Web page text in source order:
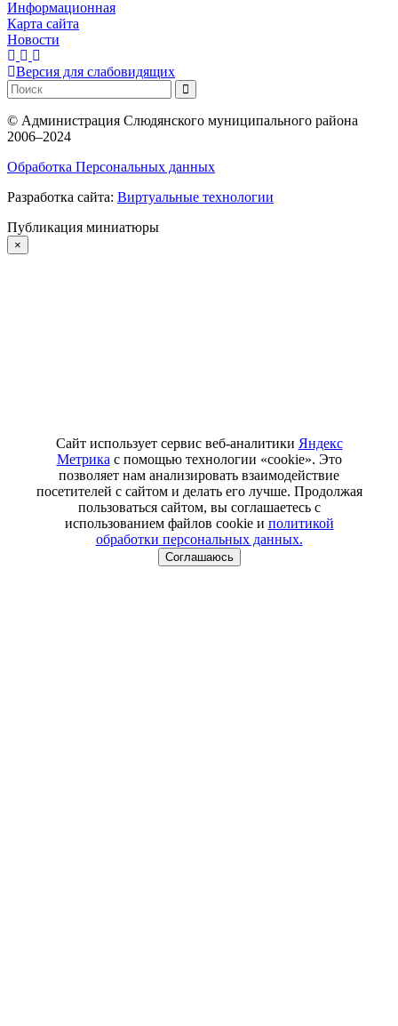
Информационная
Карта сайта
Новости
Версия для слабовидящих
© Администрация Слюдянского муниципального района
2006–2024
Обработка Персональных данных
Разработка сайта: Виртуальные технологии
Публикация миниатюры
×
Сайт использует сервис веб-аналитики Яндекс
Метрика с помощью технологии «cookie». Это
позволяет нам анализировать взаимодействие
посетителей с сайтом и делать его лучше. Продолжая
пользоваться сайтом, вы соглашаетесь с
использованием файлов cookie и политикой
обработки персональных данных.
Соглашаюсь